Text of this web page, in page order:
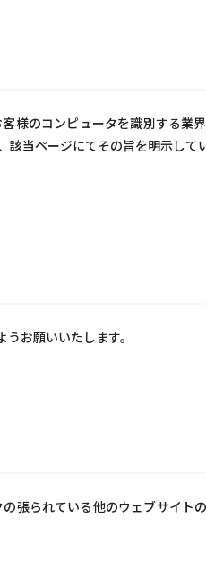
のコンピュータを識別する業
当ページにてその旨を明示して
お願いいたします。
張られている他のウェブサイト